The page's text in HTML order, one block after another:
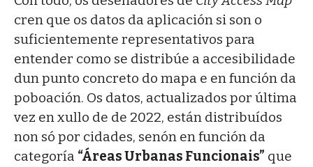
cren que os datos da aplicación si son o
suficientemente representativos para
entender como se distribúe a accesibilidade
dun punto concreto do mapa e en función da
poboación. Os datos, actualizados por última
vez en xullo de de 2022, están distribuídos
non só por cidades, senón en función da
categoría “Áreas Urbanas Funcionais” que